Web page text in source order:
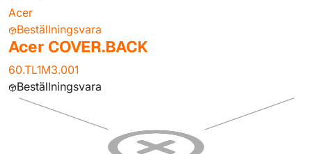
Acer
Beställningsvara
Acer COVER.BACK
60.TL1M3.001
Beställningsvara